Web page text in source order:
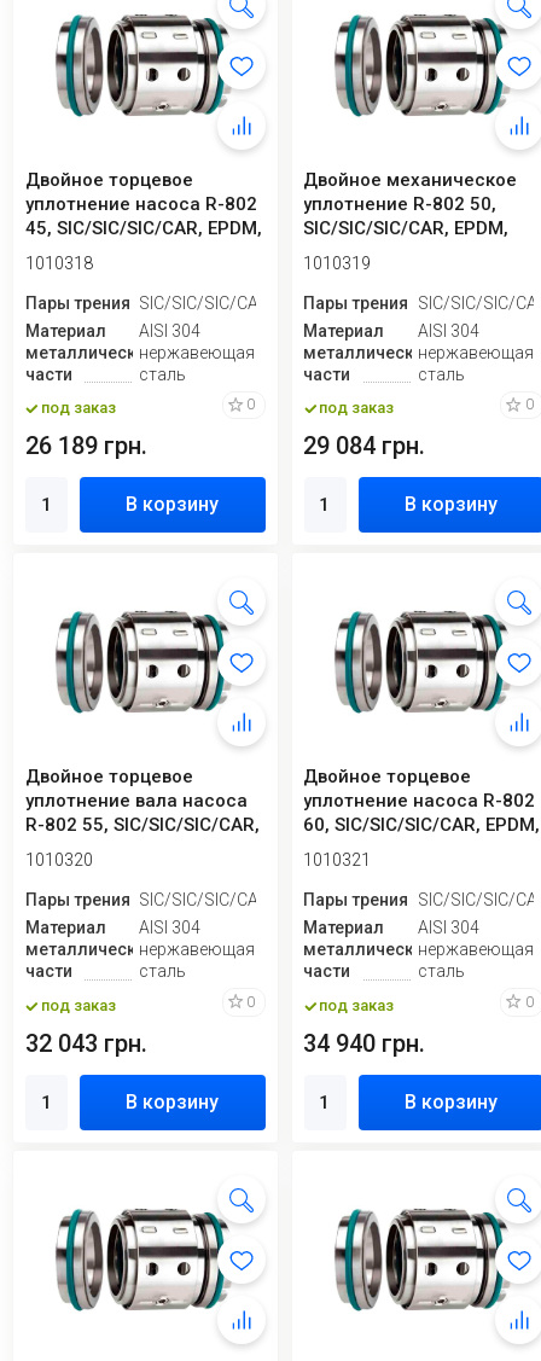
Двойное торцевое
уплотнение насоса R-802
45, SIC/SIC/SIC/CAR, EPDM,
304
1010318
Пары трения SIC/SIC/SIC/CAR
Материал
металлической
части
AISI 304
нержавеющая
сталь
под заказ 0
26 189 грн.
В корзину
Двойное механическое
уплотнение R-802 50,
SIC/SIC/SIC/CAR, EPDM,
304
1010319
Пары трения
SIC/SIC/SIC/
Материал
металлической
части
AISI 304
нержавеющая
сталь
под заказ 0
29 084 грн.
В корзину
Двойное торцевое
уплотнение вала насоса
R-802 55, SIC/SIC/SIC/CAR,
EPDM, 304
1010320
Пары трения SIC/SIC/SIC/CAR
Материал
металлической
части
AISI 304
нержавеющая
сталь
под заказ 0
32 043 грн.
В корзину
Двойное торцевое
уплотнение насоса R-802
60, SIC/SIC/SIC/CAR, EPDM,
304
1010321
Пары трения
SIC/SIC/SIC/
Материал
металлической
части
AISI 304
нержавеющая
сталь
под заказ 0
34 940 грн.
В корзину